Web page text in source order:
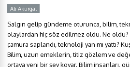
Ali Akurgal
Salgın gelip gündeme oturunca, bilim,
olaylardan hiç söz edilmez oldu. Ne oldu?
çamura saplandı, teknoloji yan mı yattı?
Bilim, uzun emeklerin, titiz gözlem ve
ortaya yeni bir şey koyar. Bilim insanları,